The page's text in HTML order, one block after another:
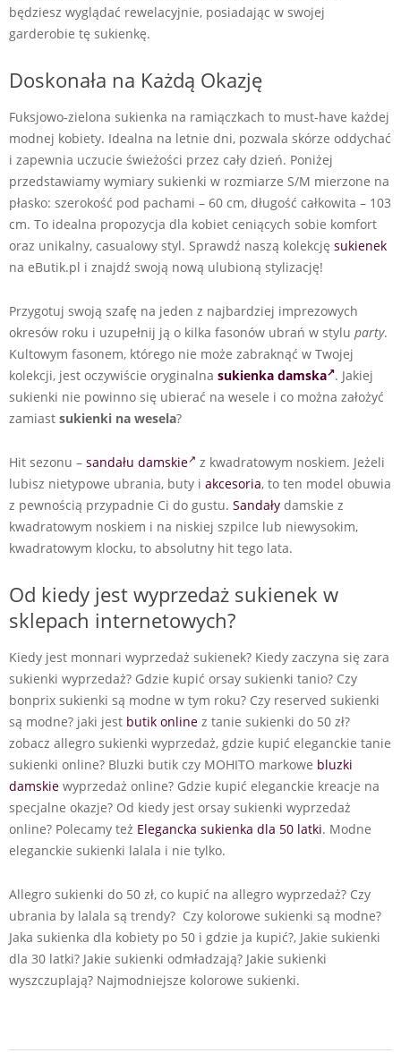
będziesz wyglądać rewelacyjnie, posiadając w swojej
garderobie tę sukienkę.
Doskonała na Każdą Okazję
Fuksjowo-zielona sukienka na ramiączkach to must-have każdej
modnej kobiety. Idealna na letnie dni, pozwala skórze oddychać
i zapewnia uczucie świeżości przez cały dzień. Poniżej
przedstawiamy wymiary sukienki w rozmiarze S/M mierzone na
płasko: szerokość pod pachami – 60 cm, długość całkowita – 103
cm. To idealna propozycja dla kobiet ceniących sobie komfort
oraz unikalny, casualowy styl. Sprawdź naszą kolekcję sukienek
na eButik.pl i znajdź swoją nową ulubioną stylizację!
Przygotuj swoją szafę na jeden z najbardziej imprezowych
okresów roku i uzupełnij ją o kilka fasonów ubrań w stylu party.
Kultowym fasonem, którego nie może zabraknąć w Twojej
kolekcji, jest oczywiście oryginalna sukienka damska . Jakiej
sukienki nie powinno się ubierać na wesele i co można założyć
zamiast sukienki na wesela?
Hit sezonu – sandału damskie
z kwadratowym noskiem. Jeżeli
lubisz nietypowe ubrania, buty i akcesoria, to ten model obuwia
z pewnością przypadnie Ci do gustu. Sandały damskie z
kwadratowym noskiem i na niskiej szpilce lub niewysokim,
kwadratowym klocku, to absolutny hit tego lata.
Od kiedy jest wyprzedaż sukienek w
sklepach internetowych?
Kiedy jest monnari wyprzedaż sukienek? Kiedy zaczyna się zara
sukienki wyprzedaż? Gdzie kupić orsay sukienki tanio? Czy
bonprix sukienki są modne w tym roku? Czy reserved sukienki
są modne? jaki jest butik online z tanie sukienki do 50 zł?
zobacz allegro sukienki wyprzedaż, gdzie kupić eleganckie tanie
sukienki online? Bluzki butik czy MOHITO markowe bluzki
damskie wyprzedaż online? Gdzie kupić eleganckie kreacje na
specjalne okazje? Od kiedy jest orsay sukienki wyprzedaż
online? Polecamy też Elegancka sukienka dla 50 latki. Modne
eleganckie sukienki lalala i nie tylko.
Allegro sukienki do 50 zł, co kupić na allegro wyprzedaż? Czy
ubrania by lalala są trendy? Czy kolorowe sukienki są modne?
Jaka sukienka dla kobiety po 50 i gdzie ja kupić?, Jakie sukienki
dla 30 latki? Jakie sukienki odmładzają? Jakie sukienki
wyszczuplają? Najmodniejsze kolorowe sukienki.